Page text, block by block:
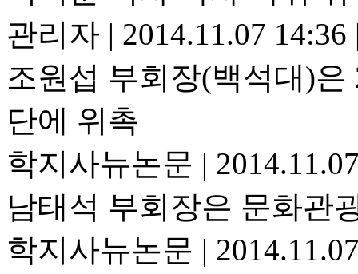
관리자 | 2014.11.07 14:36
조원섭 부회장(백석대)
단에 위촉
학지사뉴논문 |
남태석 부회장은 문화관
학지사뉴논문 |